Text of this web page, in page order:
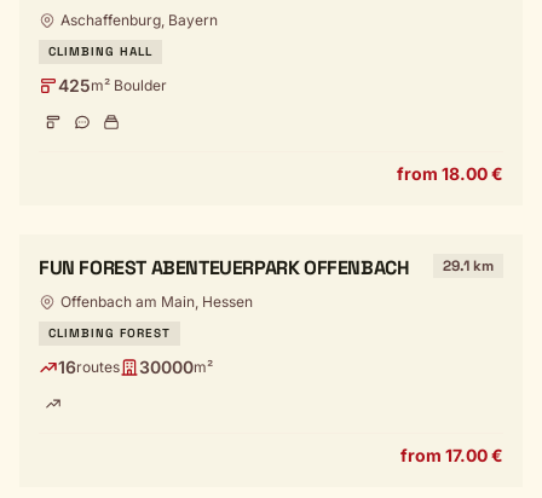
Aschaffenburg, Bayern
CLIMBING HALL
425m² Boulder
from 18.00 €
FUN FOREST ABENTEUERPARK OFFENBACH 29.1 km
Offenbach am Main, Hessen
CLIMBING FOREST
16routes 30000m²
from 17.00 €